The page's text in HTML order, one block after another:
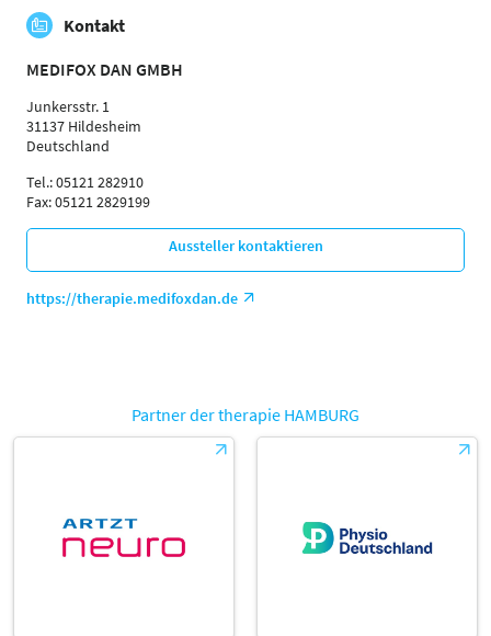
Kontakt
MEDIFOX DAN GMBH
Junkersstr. 1
31137 Hildesheim
Deutschland
Tel.: 05121 282910
Fax: 05121 2829199
Aussteller kontaktieren
https://therapie.medifoxdan.de
Partner der therapie HAMBURG